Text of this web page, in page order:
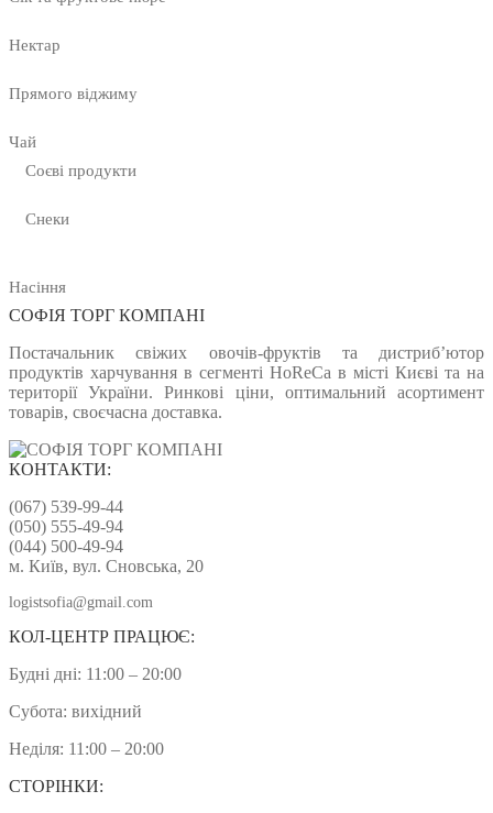
Нектар
Прямого віджиму
Чай
Соєві продукти
Снеки
Насіння
СОФІЯ ТОРГ КОМПАНІ
Постачальник свіжих овочів-фруктів та дистриб’ютор
продуктів харчування в сегменті HoReCa в місті Києві та на
території України. Ринкові ціни, оптимальний асортимент
товарів, своєчасна доставка.
КОНТАКТИ:
(067) 539-99-44
(050) 555-49-94
(044) 500-49-94
м. Київ, вул. Сновська, 20
logistsofia@gmail.com
КОЛ-ЦЕНТР ПРАЦЮЄ:
Будні дні: 11:00 – 20:00
Субота: вихідний
Неділя: 11:00 – 20:00
СТОРІНКИ: